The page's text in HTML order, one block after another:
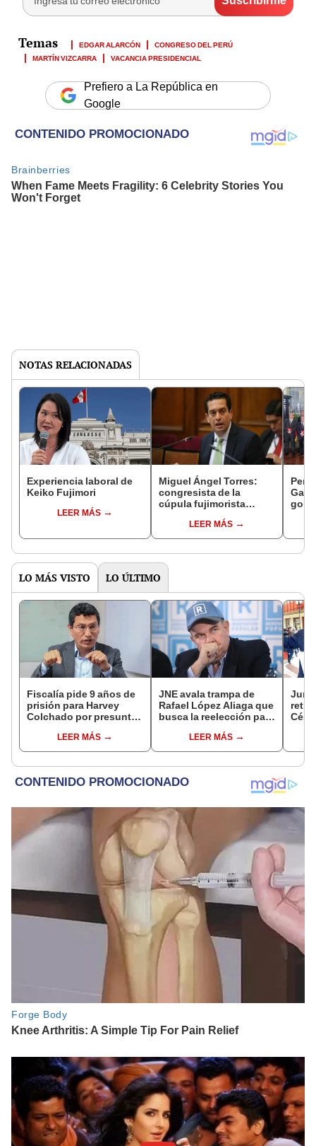
EDGAR ALARCÓN
CONGRESO DEL PERÚ
MARTÍN VIZCARRA
VACANCIA PRESIDENCIAL
Prefiero a La República en
Google
NOTAS RELACIONADAS
Experiencia laboral de
Keiko Fujimori
LEER MÁS
Miguel Ángel Torres:
congresista de la
cúpula fujimorista
del SenadoLEER MÁS
LO MÁS VISTO LO ÚLTIMO
Fiscalía pide 9 años de
prisión para Harvey
Colchado por presunta
incompatible y falsedad
ideológica
LEER MÁS
JNE avala trampa de
Rafael López Aliaga que
busca la reelección para
LEER MÁS